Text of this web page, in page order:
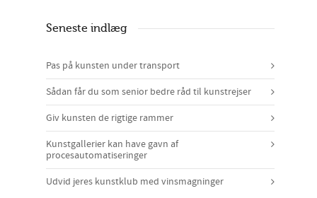
Seneste indlæg
Pas på kunsten under transport
Sådan får du som senior bedre råd til kunstrejser
Giv kunsten de rigtige rammer
Kunstgallerier kan have gavn af
procesautomatiseringer
Udvid jeres kunstklub med vinsmagninger